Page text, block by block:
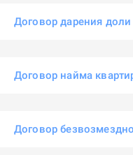
Договор дарения доли
Договор найма
Договор